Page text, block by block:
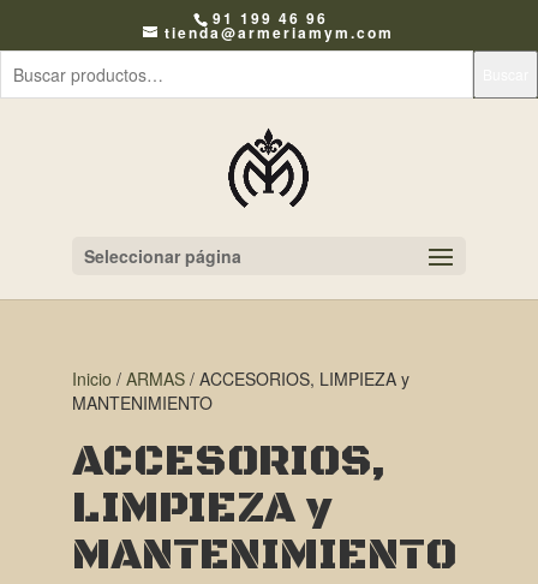
91 199 46 96
tienda@armeriamym.com
Seleccionar página
Inicio / ARMAS/ ACCESORIOS, LIMPIEZA y
MANTENIMIENTO
ACCESORIOS,
LIMPIEZA y
MANTENIMIENTO